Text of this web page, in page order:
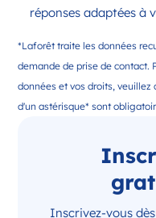
réponses adaptées à
*Laforêt traite les données
demande de prise de contact.
données et vos droits, veuillez
d'un astérisque* sont
Inscrivez-vous